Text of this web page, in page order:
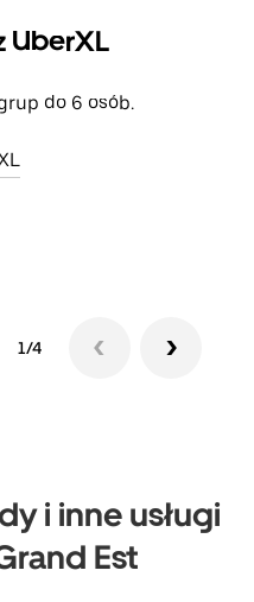
UberXL
do 6 osób.
1/4
i inne usługi
Est